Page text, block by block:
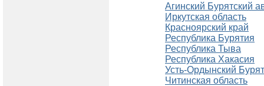
Агинский Бурятский
Иркутская область
Красноярский край
Республика Бурятия
Республика Тыва
Республика Хакасия
Усть-Ордынский
Читинская область